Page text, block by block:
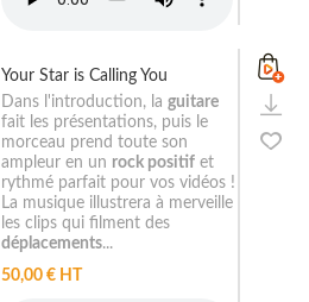
Your Star is Calling You
Dans l'introduction, la guitare
fait les présentations, puis le
morceau prend toute son
ampleur en un rock positifet
rythmé parfait pour vos vidéos !
La musique illustrera à merveille
les clips qui filment des
déplacements...
50,00 € HT